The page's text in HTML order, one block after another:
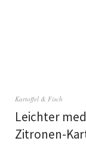
Kartoffel & Fisch
Leichter
Zitronen-